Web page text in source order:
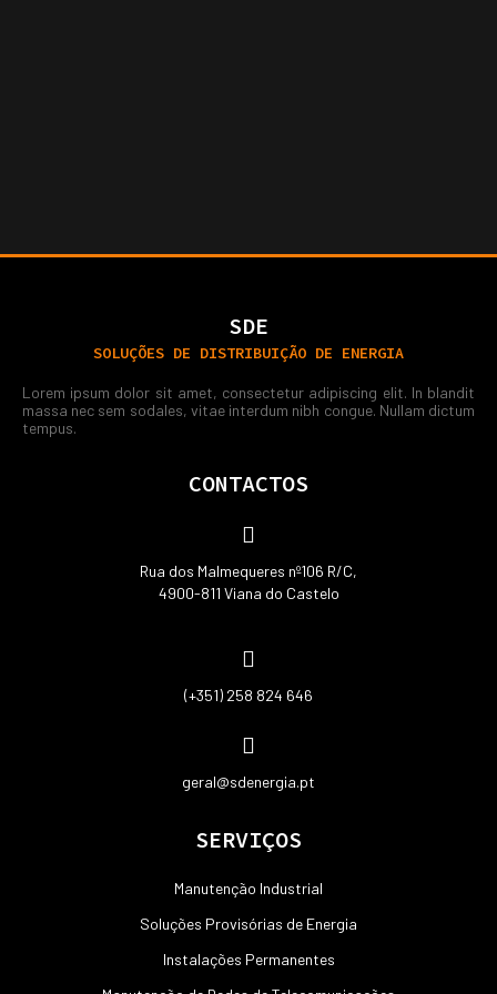
SDE
SOLUÇÕES DE DISTRIBUIÇÃO DE ENERGIA
Lorem ipsum dolor sit amet, consectetur adipiscing elit. In blandit
massa nec sem sodales, vitae interdum nibh congue. Nullam dictum
tempus.
CONTACTOS
Rua dos Malmequeres nº106 R/C,
4900-811 Viana do Castelo
(+351) 258 824 646
geral@sdenergia.pt
SERVIÇOS
Manutenção Industrial
Soluções Provisórias de Energia
Instalações Permanentes